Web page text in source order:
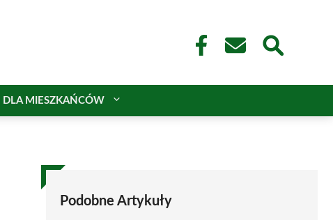
DLA MIESZKAŃCÓW
Podobne Artykuły